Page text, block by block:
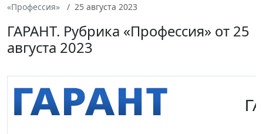
«Профессия»
25 августа 2023
ГАРАНТ. Рубрика «Профессия» от 25
августа 2023